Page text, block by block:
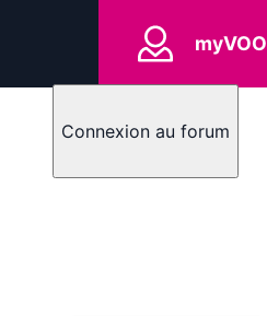
myVOO
Connexion au forum